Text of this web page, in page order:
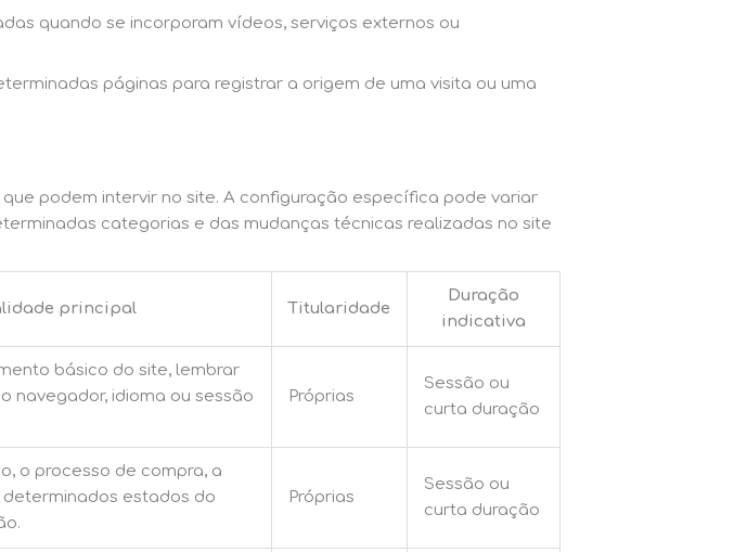
quando se incorporam vídeos, serviços externos ou
páginas para registrar a origem de uma visita ou uma
podem intervir no site. A configuração específica pode variar
categorias e das mudanças técnicas realizadas no site
principal Titularidade
Duração
indicativa
básico do site, lembrar
navegador, idioma ou sessão
Próprias
Sessão ou
curta duração
o processo de compra, a
estados do
Próprias
Sessão ou
curta duração